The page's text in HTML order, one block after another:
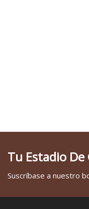
Tu Estadio
Suscríbase a nuestro